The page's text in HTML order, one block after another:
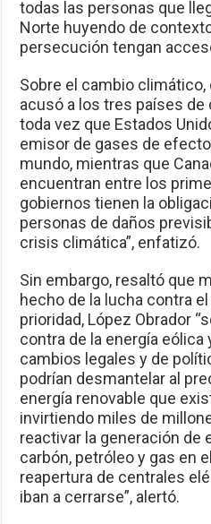
todas las personas que
Norte huyendo de
persecución tengan
Sobre el cambio climático,
acusó a los tres países de
toda vez que Estados
emisor de gases de
mundo, mientras que
encuentran entre los
gobiernos tienen la
personas de daños
crisis climática”, enfatizó.
Sin embargo, resaltó que
hecho de la lucha contra
prioridad, López Obrador
contra de la energía eólica
cambios legales y de
podrían desmantelar al
energía renovable que
invirtiendo miles de
reactivar la generación de
carbón, petróleo y gas en
reapertura de centrales
iban a cerrarse”, alertó.